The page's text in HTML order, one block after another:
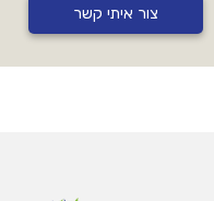
צור איתי קשר